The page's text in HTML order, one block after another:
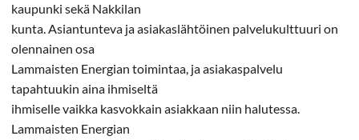
kaupunki sekä Nakkilan
kunta. Asiantunteva ja asiakaslähtöinen palvelukulttuuri on
olennainen osa
Lammaisten Energian toimintaa, ja asiakaspalvelu
tapahtuukin aina ihmiseltä
ihmiselle vaikka kasvokkain asiakkaan niin halutessa.
Lammaisten Energian